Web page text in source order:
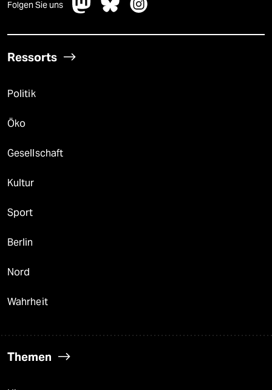
Folgen Sie uns
Ressorts
Politik
Öko
Gesellschaft
Kultur
Sport
Berlin
Nord
Wahrheit
Themen